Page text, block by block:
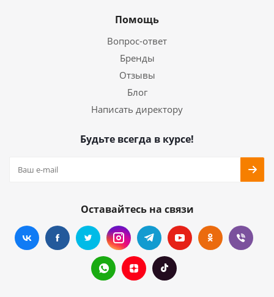
Помощь
Вопрос-ответ
Бренды
Отзывы
Блог
Написать директору
Будьте всегда в курсе!
Оставайтесь на связи